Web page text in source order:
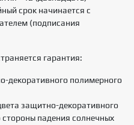
срок начинается с
(подписания
гарантия:
декоративного полимерного
защитно-декоративного
падения солнечных